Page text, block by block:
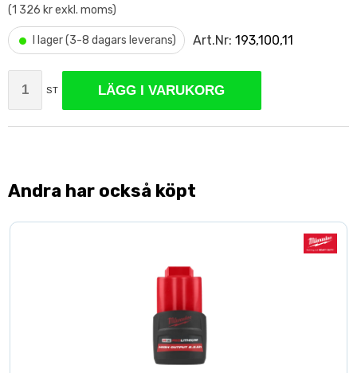
(1 326 kr exkl. moms)
• I lager (3-8 dagars leverans) Art.Nr: 193,100,11
ST LÄGG I VARUKORG
Andra har också köpt